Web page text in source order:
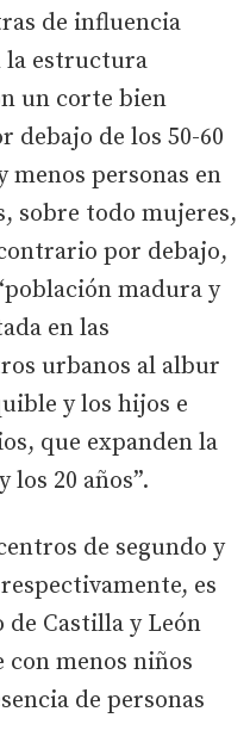
de influencia
la estructura
un corte bien
debajo de los 50-60
menos personas en
sobre todo mujeres,
por debajo,
madura y
en las
urbanos al albur
y los hijos e
que expanden la
20 años”.
de segundo y
es
Castilla y León
con menos niños
de personas